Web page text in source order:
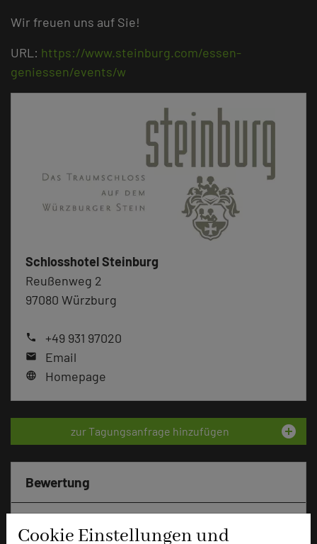
Cookie Einstellungen und
Wir freuen uns auf Sie!
URL: https://www.steinburg.com/essen-
geniessen/events/w
Schlosshotel Steinburg
Reußenweg 2
97080 Würzburg
phone +49 931 97020
mail Email
language Homepage
zur Tagungsanfrage hinzufügen add_circle
Bewertung